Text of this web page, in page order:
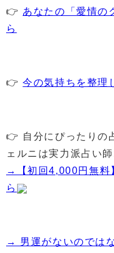
👉 あなたの「愛情の
ら
👉今の気持ちを整理
👉 自分にぴったりの
ェルニは実力派占い
→【初回4,000円無料
ら
→ 男運がないのでは